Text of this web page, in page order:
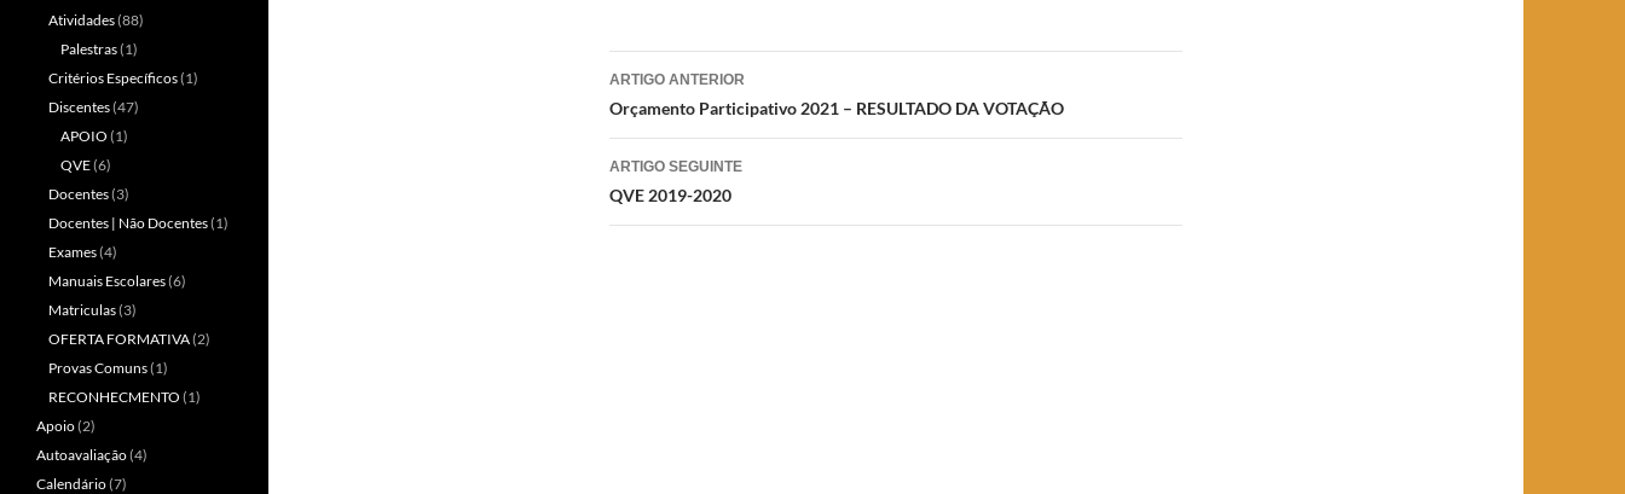
Navegação
de
artigos
ARTIGO ANTERIOR
Orçamento Participativo 2021 – RESULTADO DA VOTAÇÃO
ARTIGO SEGUINTE
QVE 2019-2020
Atividades(88)
Palestras(1)
Critérios Específicos(1)
Discentes(47)
APOIO (1)
QVE(6)
Docentes(3)
Docentes | Não Docentes(1)
Exames(4)
Manuais Escolares(6)
Matriculas(3)
OFERTA FORMATIVA(2)
Provas Comuns(1)
RECONHECMENTO (1)
Apoio(2)
Autoavaliação(4)
Calendário(7)